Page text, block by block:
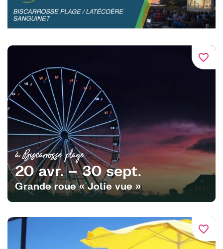
favorite_border
à Biscarrosse plage
20 avr. – 30 sept.
Grande roue « Jolie vue »
favorite_border